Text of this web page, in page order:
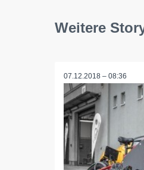
Weitere
07.12.2018 – 08:36